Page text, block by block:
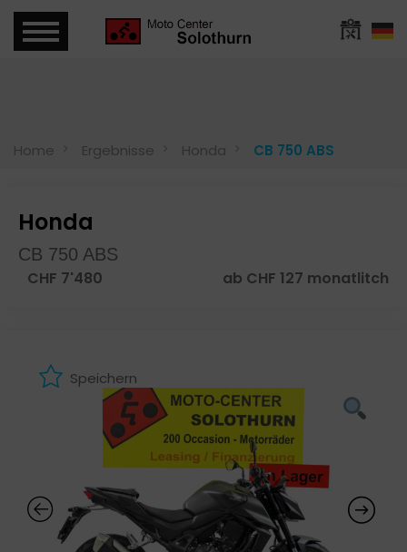
Home Ergebnisse Honda CB 750 ABS
Honda
CB 750 ABS
CHF 7'480 ab CHF 127 monatlitch
Speichern